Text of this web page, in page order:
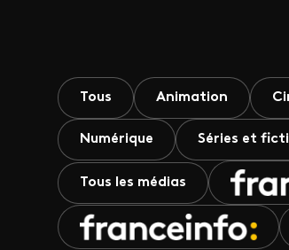
Tous Animation
Numérique Séries et
Tous les médias